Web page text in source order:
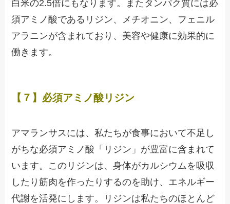
白米の2.5倍にもなります。またタンパク質には必
須アミノ酸であるリジン、メチオニン、フェニル
アラニンが含まれており、美容や健康に効果的に
働きます。
【７】必須アミノ酸リジン
アマランサスには、私たちが食事において不足し
がちな必須アミノ酸「リジン」が豊富に含まれて
います。このリジンは、身体がカルシウムを吸収
したり筋肉を作ったりするのを助け、エネルギー
代謝を活発にします。リジンは私たちのほとんど